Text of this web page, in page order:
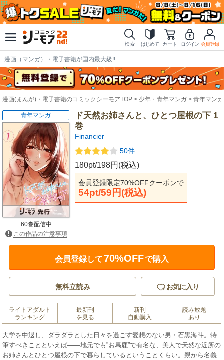
検索 はじめて カート ログイン 会員登録
漫画（マンガ）・電子書籍が国内最大級!!
漫画(まんが)・電子書籍のコミックシーモアTOP 少年・青年マンガ 青年マンガ
ド天然お姉さんと、ひとつ屋根の下 1
巻
Financier
50件
180pt/198円(税込)
会員登録限定70%OFFクーポンで
54pt/59円(税込)
青年マンガ
60巻配信中
この作品の注意事項
会員登録して70%OFFで購入
無料立読み お気に入り
ライトアダルト
ランキング
最新刊
を見る
新刊
自動購入
読み放題
あり
大学を中退し、ダラダラとした日々を過ごす愛想のない男・石黒海斗。特
筆すべきことといえば――地元でも”お馬鹿”で有名な、美人で天然な近所の
お姉さんとひとつ屋根の下で暮らしているということくらい。親から名義